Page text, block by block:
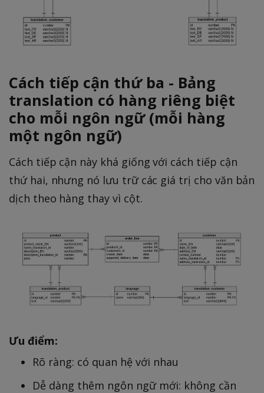
Cách tiếp cận thứ ba - Bảng
translation có hàng riêng biệt
cho mỗi ngôn ngữ (mỗi hàng
một ngôn ngữ)
Cách tiếp cận này khá giống với cách tiếp cận
thứ hai, nhưng nó lưu trữ các giá trị cho văn bản
dịch theo hàng thay vì cột.
Ưu điểm:
Rõ ràng: có quan hệ với nhau
Dễ dàng thêm ngôn ngữ mới: không cần